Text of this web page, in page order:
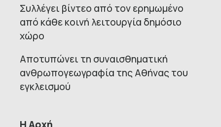
Συλλέγει βίντεο από τον ερημωμένο
από κάθε κοινή λειτουργία δημόσιο
χώρο
Αποτυπώνει τη συναισθηματική
ανθρωπογεωγραφία της Αθήνας του
εγκλεισμού